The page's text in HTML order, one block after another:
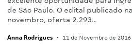
de São Paulo. O edital publicado
novembro, oferta 2.293…
Anna Rodrigues • 11 de Novembro de 2016